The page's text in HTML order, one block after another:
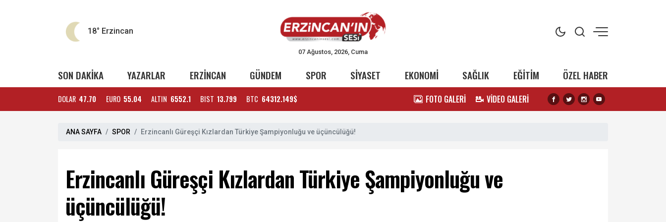
18° Erzincan
07 Ağustos, 2026, Cuma
SON DAKİKA YAZARLAR ERZİNCAN GÜNDEM SPOR SİYASET EKONOMİ SAĞLIK EĞİTİM ÖZEL HABER
DOLAR 47.70 EURO 55.04 ALTIN 6552.1 BIST 13.799 BTC 64312.149$ FOTO GALERİ VİDEO GALERİ
ANA SAYFA SPOR Erzincanlı Güreşçi Kızlardan Türkiye Şampiyonluğu ve üçüncülüğü!
Erzincanlı Güreşçi Kızlardan Türkiye Şampiyonluğu ve
üçüncülüğü!